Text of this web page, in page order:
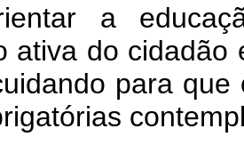
a
ativa do
para